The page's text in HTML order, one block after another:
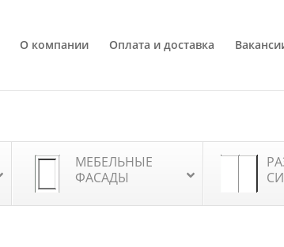
О компании Оплата и доставка
МЕБЕЛЬНЫЕ
ФАСАДЫ